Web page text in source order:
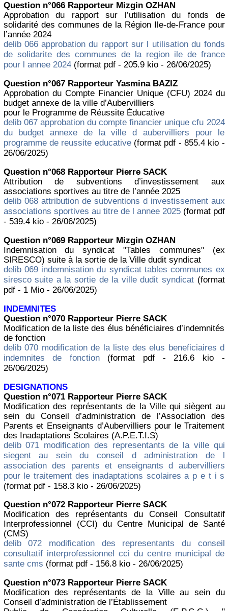
Question n°066 Rapporteur Mizgin OZHAN
Approbation du rapport sur l’utilisation du fonds de
solidarité des communes de la Région Ile-de-France pour
l’année 2024
delib 066 approbation du rapport sur l utilisation du fonds
de solidarite des communes de la region ile de france
pour l annee 2024(format pdf - 205.9 kio - 26/06/2025)
Question n°067 Rapporteur Yasmina BAZIZ
Approbation du Compte Financier Unique (CFU) 2024 du
budget annexe de la ville d’Aubervilliers
pour le Programme de Réussite Éducative
delib 067 approbation du compte financier unique cfu 2024
du budget annexe de la ville d aubervilliers pour le
programme de reussite educative(format pdf - 855.4 kio -
26/06/2025)
Question n°068 Rapporteur Pierre SACK
Attribution de subventions d’investissement aux
associations sportives au titre de l’année 2025
delib 068 attribution de subventions d investissement aux
associations sportives au titre de l annee 2025(format pdf
- 539.4 kio - 26/06/2025)
Question n°069 Rapporteur Mizgin OZHAN
Indemnisation du syndicat "Tables communes" (ex
SIRESCO) suite à la sortie de la Ville dudit syndicat
delib 069 indemnisation du syndicat tables communes ex
siresco suite a la sortie de la ville dudit syndicat(format
pdf - 1 Mio - 26/06/2025)
INDEMNITES
Question n°070 Rapporteur Pierre SACK
Modification de la liste des élus bénéficiaires d’indemnités
de fonction
delib 070 modification de la liste des elus beneficiaires d
indemnites de fonction(format pdf - 216.6 kio -
26/06/2025)
DESIGNATIONS
Question n°071 Rapporteur Pierre SACK
Modification des représentants de la Ville qui siègent au
sein du Conseil d’administration de l’Association des
Parents et Enseignants d’Aubervilliers pour le Traitement
des Inadaptations Scolaires (A.P.E.T.I.S)
delib 071 modification des representants de la ville qui
siegent au sein du conseil d administration de l
association des parents et enseignants d aubervilliers
pour le traitement des inadaptations scolaires a p e t i s
(format pdf - 158.3 kio - 26/06/2025)
Question n°072 Rapporteur Pierre SACK
Modification des représentants du Conseil Consultatif
Interprofessionnel (CCI) du Centre Municipal de Santé
(CMS)
delib 072 modification des representants du conseil
consultatif interprofessionnel cci du centre municipal de
sante cms (format pdf - 156.8 kio - 26/06/2025)
Question n°073 Rapporteur Pierre SACK
Modification des représentants de la Ville au sein du
Conseil d’administration de l’Établissement